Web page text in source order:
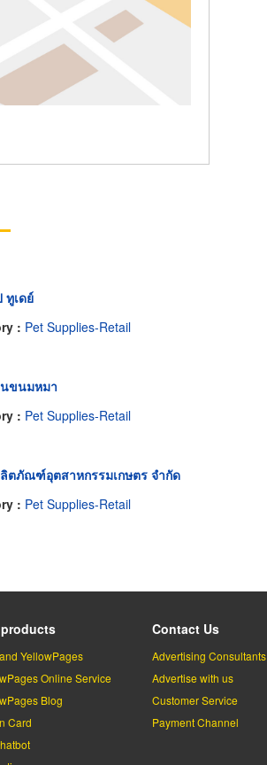
ทูเดย์
: Pet Supplies-Retail
ขนมหมา
: Pet Supplies-Retail
ตภัณฑ์อุตสาหกรรมเกษตร จำกัด
: Pet Supplies-Retail
YellowPages
Online Service
Blog
Card
Contact Us
Advertising Consultants
Advertise with us
Customer Service
Payment Channel